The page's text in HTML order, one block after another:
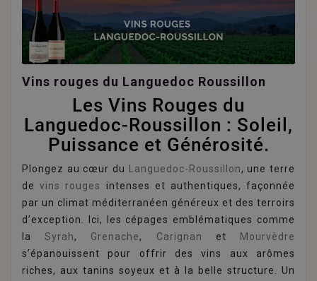
Vins rouges du Languedoc Roussillon
Les Vins Rouges du
Languedoc-Roussillon : Soleil,
Puissance et Générosité.
Plongez au cœur du Languedoc-Roussillon, une terre
devins rouges
intenses et authentiques, façonnée
par un climat méditerranéen généreux et des terroirs
d’exception. Ici, les cépages emblématiques comme
laSyrah, Grenache, Carignan et
Mourvèdre
s’épanouissent pour offrir des vins aux arômes
riches, aux tanins soyeux et à la belle structure. Un